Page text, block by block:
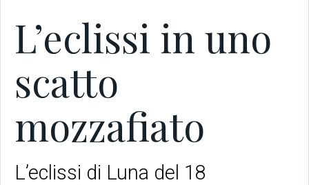
L’eclissi in uno
scatto
mozzafiato
L’eclissi di Luna del 18